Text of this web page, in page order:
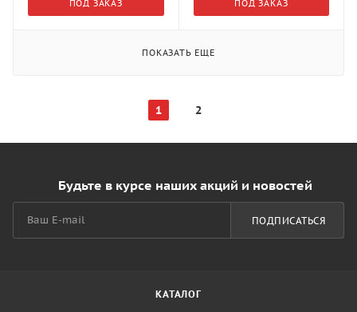
ПОД ЗАКАЗ ПОД ЗАКАЗ
ПОКАЗАТЬ ЕЩЕ
1 2
Будьте в курсе наших акций и новостей
ПОДПИСАТЬСЯ
КАТАЛОГ